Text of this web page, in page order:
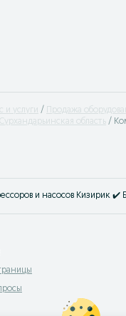
и услуги Продажа
область